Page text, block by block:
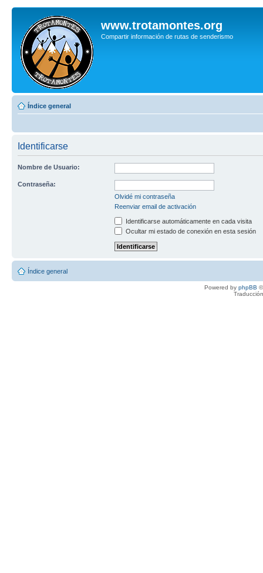
www.trotamontes.org
Compartir información de rutas de senderismo
Índice general
Identificarse
Nombre de Usuario:
Contraseña:
Olvidé mi contraseña
Reenviar email de activación
Identificarse automáticamente en cada visita
Ocultar mi estado de conexión en esta sesión
Índice general
Powered by phpBB